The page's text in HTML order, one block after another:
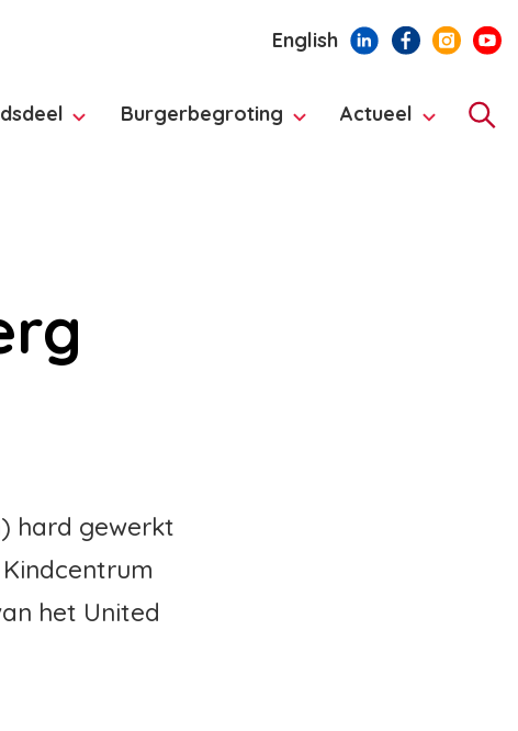
English
Burgerbegroting Actueel
hard gewerkt
het United